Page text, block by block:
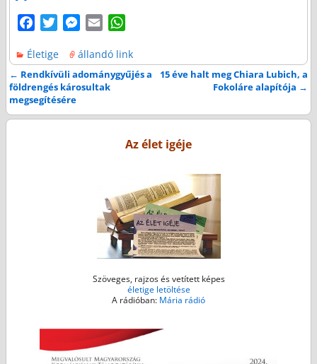
c
e
b
o
o
i
t
t
e
r
M
s
s
e
g
a
i
l
a
t
p
p
Életige állandó link
Bejegyzés navigáció
← Rendkívüli adománygyűjés a
földrengés károsultak
megsegítésére
15 éve halt meg Chiara Lubich, a
Fokoláre alapítója →
Az élet igéje
Szöveges, rajzos és vetített képes
életige letöltése
A rádióban: Mária rádió